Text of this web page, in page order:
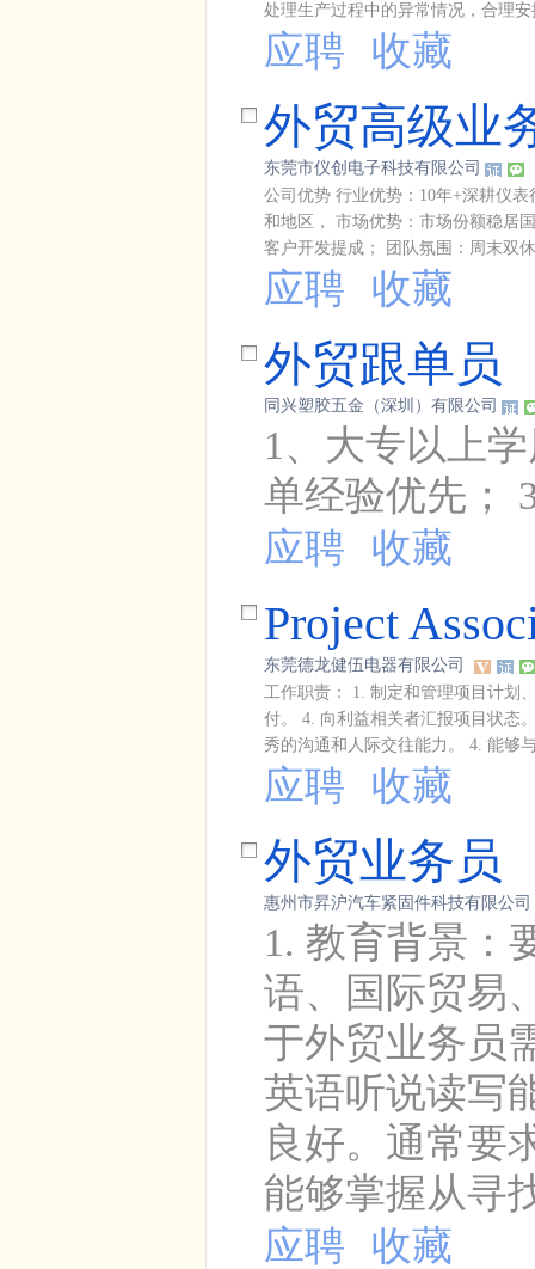
处理生产过程中的异常情况，合理
应聘 收藏
外贸高级业
东莞市仪创电子科技有限公司
公司优势 行业优势：10年+深耕仪
和地区， 市场优势：市场份额稳居
客户开发提成； 团队氛围：周末双
应聘 收藏
外贸跟单员
同兴塑胶五金（深圳）有限公司
1、大专以上
单经验优先；
应聘
收藏
Project
东莞德龙健伍电器有限公司
工作职责： 1. 制定和管理项目计划
付。 4. 向利益相关者汇报项目状态
秀的沟通和人际交往能力。 4. 能够
应聘 收藏
外贸业务员
惠州市昇沪汽车紧固件科技有限公司
1. 教育背景：
语、国际贸易
于外贸业务员
英语听说读写
良好。通常要
能够掌握从寻
应聘
收藏